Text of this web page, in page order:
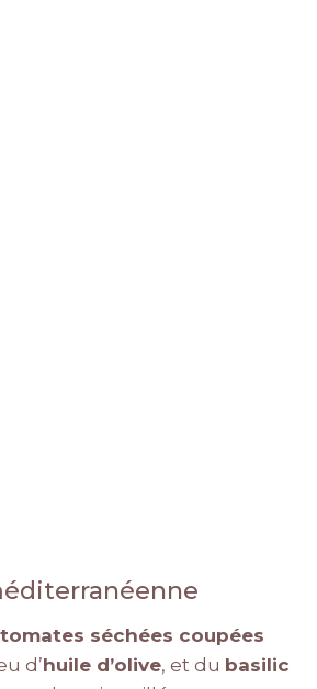
tomates séchées coupées
d’huile d’olive, et du basilic